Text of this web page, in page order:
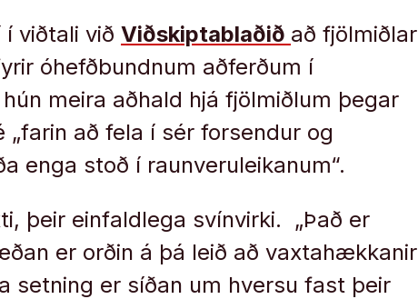
viðtali við Viðskiptablaðið að fjölmiðlar
óhefðbundnum aðferðum í
meira aðhald hjá fjölmiðlum þegar
„farin að fela í sér forsendur og
enga stoð í raunveruleikanum“.
þeir einfaldlega svínvirki. „Það er
er orðin á þá leið að vaxtahækkanir
setning er síðan um hversu fast þeir